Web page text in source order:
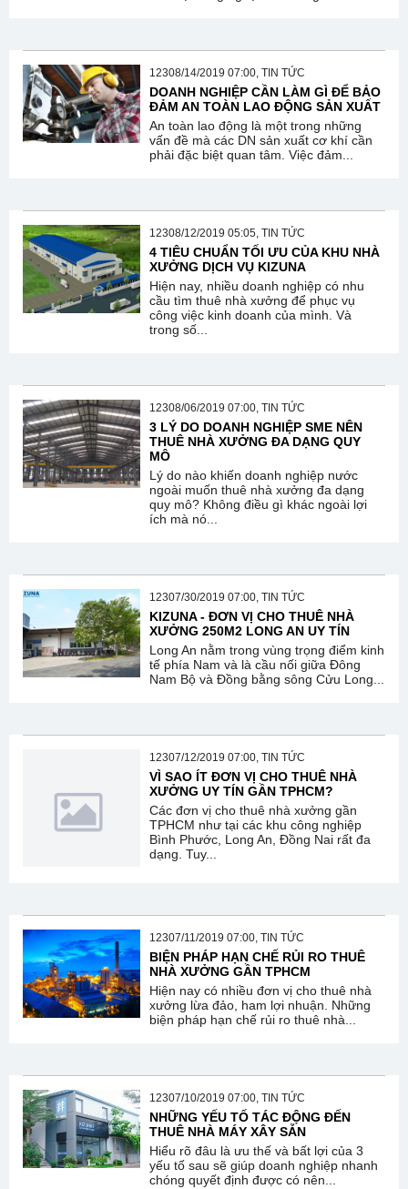
12308/14/2019 07:00, TIN TỨC
DOANH NGHIỆP CẦN LÀM GÌ ĐỂ BẢO
ĐẢM AN TOÀN LAO ĐỘNG SẢN XUẤT
An toàn lao động là một trong những
vấn đề mà các DN sản xuất cơ khí cần
phải đặc biệt quan tâm. Việc đảm...
12308/12/2019 05:05, TIN TỨC
4 TIÊU CHUẨN TỐI ƯU CỦA KHU NHÀ
XƯỞNG DỊCH VỤ KIZUNA
Hiện nay, nhiều doanh nghiệp có nhu
cầu tìm thuê nhà xưởng để phục vụ
công việc kinh doanh của mình. Và
trong số...
12308/06/2019 07:00, TIN TỨC
3 LÝ DO DOANH NGHIỆP SME NÊN
THUÊ NHÀ XƯỞNG ĐA DẠNG QUY
MÔ
Lý do nào khiến doanh nghiệp nước
ngoài muốn thuê nhà xưởng đa dạng
quy mô? Không điều gì khác ngoài lợi
ích mà nó...
12307/30/2019 07:00, TIN TỨC
KIZUNA - ĐƠN VỊ CHO THUÊ NHÀ
XƯỞNG 250M2 LONG AN UY TÍN
Long An nằm trong vùng trọng điểm kinh
tế phía Nam và là cầu nối giữa Đông
Nam Bộ và Đồng bằng sông Cửu Long...
12307/12/2019 07:00, TIN TỨC
VÌ SAO ÍT ĐƠN VỊ CHO THUÊ NHÀ
XƯỞNG UY TÍN GẦN TPHCM?
Các đơn vị cho thuê nhà xưởng gần
TPHCM như tại các khu công nghiệp
Bình Phước, Long An, Đồng Nai rất đa
dạng. Tuy...
12307/11/2019 07:00, TIN TỨC
BIỆN PHÁP HẠN CHẾ RỦI RO THUÊ
NHÀ XƯỞNG GẦN TPHCM
Hiện nay có nhiều đơn vị cho thuê nhà
xưởng lừa đảo, ham lợi nhuận. Những
biện pháp hạn chế rủi ro thuê nhà...
12307/10/2019 07:00, TIN TỨC
NHỮNG YẾU TỐ TÁC ĐỘNG ĐẾN
THUÊ NHÀ MÁY XÂY SẴN
Hiểu rõ đâu là ưu thế và bất lợi của 3
yếu tố sau sẽ giúp doanh nghiệp nhanh
chóng quyết định được có nên...